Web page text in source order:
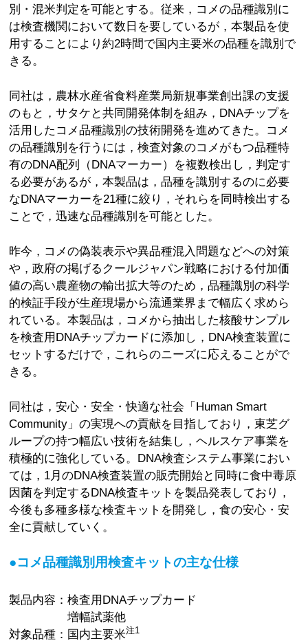
別・混米判定を可能とする。従来，コメの品種識別に
は検査機関において数日を要しているが，本製品を使
用することにより約2時間で国内主要米の品種を識別で
きる。
同社は，農林水産省食料産業局新規事業創出課の支援
のもと，サタケと共同開発体制を組み，DNAチップを
活用したコメ品種識別の技術開発を進めてきた。コメ
の品種識別を行うには，検査対象のコメがもつ品種特
有のDNA配列（DNAマーカー）を複数検出し，判定す
る必要があるが，本製品は，品種を識別するのに必要
なDNAマーカーを21種に絞り，それらを同時検出する
ことで，迅速な品種識別を可能とした。
昨今，コメの偽装表示や異品種混入問題などへの対策
や，政府の掲げるクールジャパン戦略における付加価
値の高い農産物の輸出拡大等のため，品種識別の科学
的検証手段が生産現場から流通業界まで幅広く求めら
れている。本製品は，コメから抽出した核酸サンプル
を検査用DNAチップカードに添加し，DNA検査装置に
セットするだけで，これらのニーズに応えることがで
きる。
同社は，安心・安全・快適な社会「Human Smart
Community」の実現への貢献を目指しており，東芝グ
ループの持つ幅広い技術を結集し，ヘルスケア事業を
積極的に強化している。DNA検査システム事業におい
ては，1月のDNA検査装置の販売開始と同時に食中毒原
因菌を判定するDNA検査キットを製品発表しており，
今後も多種多様な検査キットを開発し，食の安心・安
全に貢献していく。
●コメ品種識別用検査キットの主な仕様
製品内容：検査用DNAチップカード
増幅試薬他
対象品種：国内主要米注1